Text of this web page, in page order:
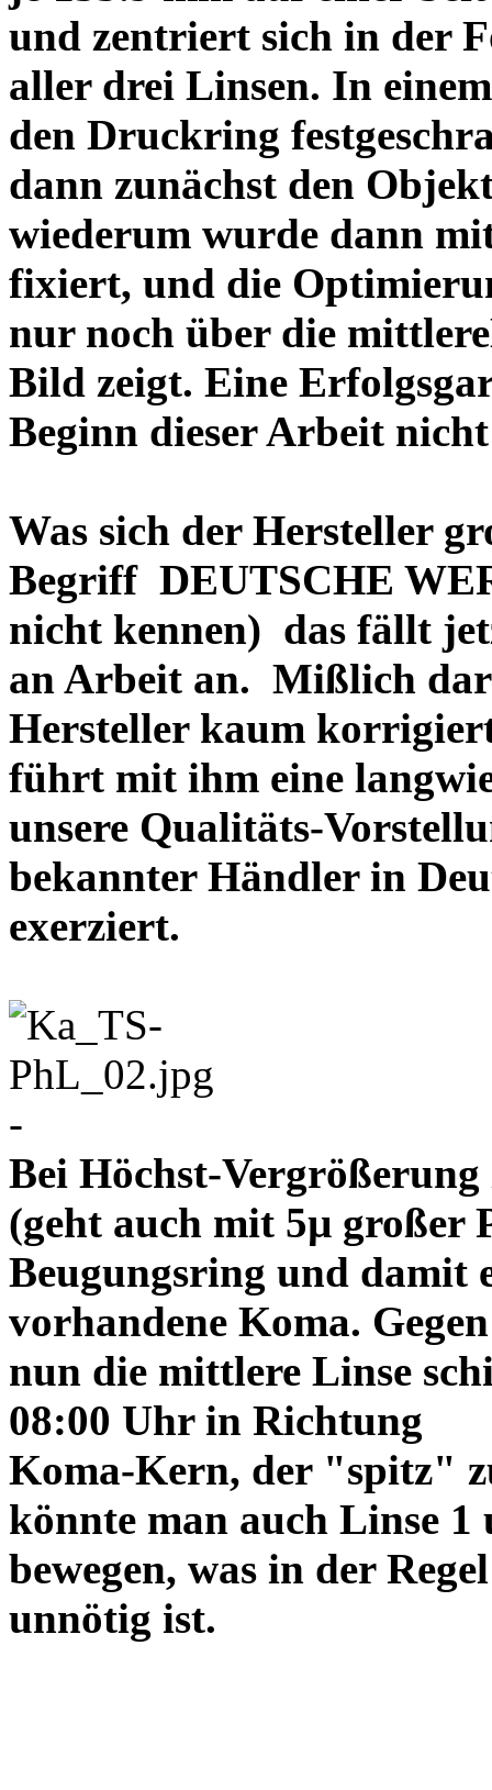
und zentriert sich in der
aller drei Linsen. In
den Druckring
dann zunächst den
wiederum wurde dann
fixiert, und die
nur noch über die
Bild zeigt. Eine
Beginn dieser Arbeit
Was sich der Hersteller
Begriff DEUTSCHE
nicht kennen) das fällt
an Arbeit an. Mißlich
Hersteller kaum
führt mit ihm eine
unsere Qualitäts-
bekannter Händler in
exerziert.
-
Bei Höchst-
(geht auch mit 5µ großer
Beugungsring und damit
vorhandene Koma.
nun die mittlere Linse
08:00 Uhr in Richtung
Koma-Kern, der "spitz"
könnte man auch Linse
bewegen, was in der Regel
unnötig ist.